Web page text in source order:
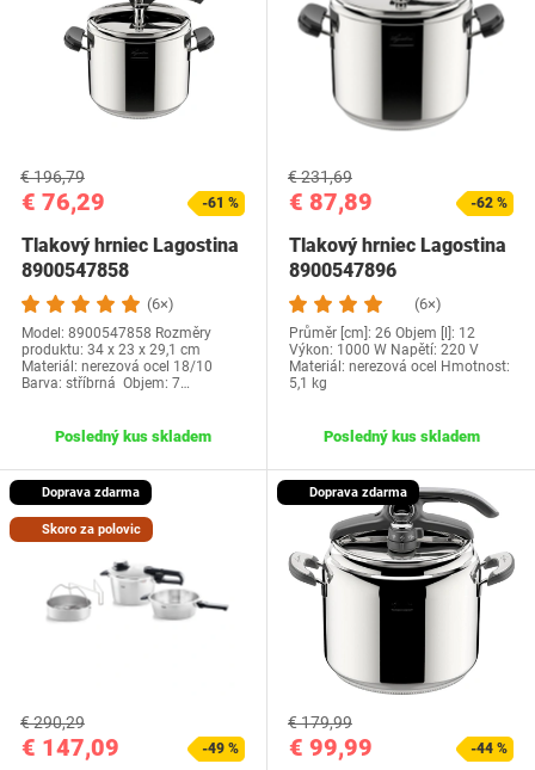
€ 76,29
€ 196,79
-61 %
Tlakový hrniec Lagostina
8900547858
(6×)
Model: 8900547858 Rozměry
produktu: 34 x 23 x 29,1 cm
Materiál: nerezová ocel 18/10
Barva: stříbrná Objem: 7…
Posledný kus skladem
€ 87,89
€ 231,69
-62 %
Tlakový hrniec Lagostina
8900547896
(6×)
Průměr [cm]: 26 Objem [l]: 12
Výkon: 1000 W Napětí: 220 V
Materiál: nerezová ocel Hmotnost:
5,1 kg
Posledný kus skladem
Doprava zdarma
Skoro za polovic
€ 147,09
€ 290,29
-49 %
Doprava zdarma
€ 99,99
€ 179,99
-44 %